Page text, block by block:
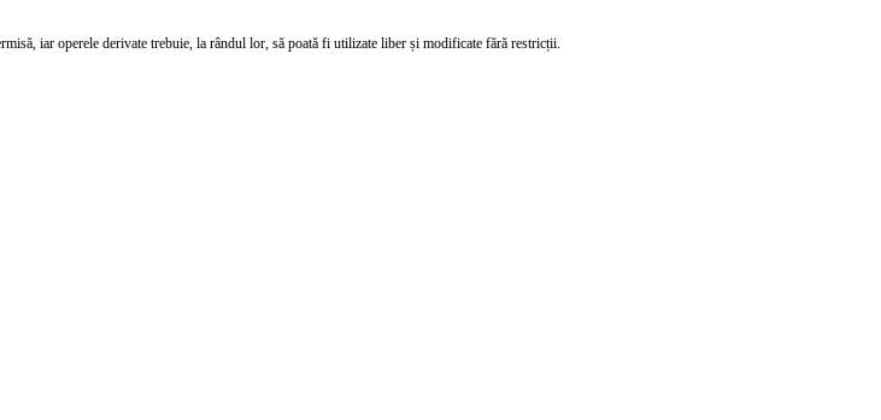
iar operele derivate trebuie, la rândul lor, să poată fi utilizate liber și modificate fără restricții.